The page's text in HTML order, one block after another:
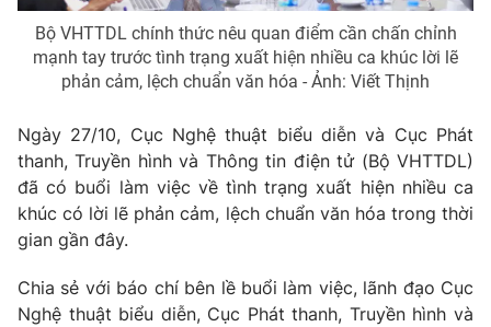
Giải sao mai
Làm đẹp
Chất lượng cuộc sống
Tuyển sinh
Học trực tuyến
Công nghệ
Hitech Công nghệ tương lai
Sản phẩm
Thị trường
Tư vấn
Lịch phát sóng
Chuyên mục khác
Emagazine Podcast
Bộ VHTTDL chính thức nêu quan điểm cần chấn chỉnh
mạnh tay trước tình trạng xuất hiện nhiều ca khúc lời lẽ
phản cảm, lệch chuẩn văn hóa - Ảnh: Viết Thịnh
Ngày 27/10, Cục Nghệ thuật biểu diễn và Cục Phát
thanh, Truyền hình và Thông tin điện tử (Bộ VHTTDL)
đã có buổi làm việc về tình trạng xuất hiện nhiều ca
khúc có lời lẽ phản cảm, lệch chuẩn văn hóa trong thời
gian gần đây.
Chia sẻ với báo chí bên lề buổi làm việc, lãnh đạo Cục
Nghệ thuật biểu diễn, Cục Phát thanh, Truyền hình và